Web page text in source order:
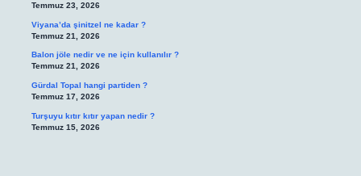
Temmuz 23, 2026
Viyana’da şinitzel ne kadar ?
Temmuz 21, 2026
Balon jöle nedir ve ne için kullanılır ?
Temmuz 21, 2026
Gürdal Topal hangi partiden ?
Temmuz 17, 2026
Turşuyu kıtır kıtır yapan nedir ?
Temmuz 15, 2026